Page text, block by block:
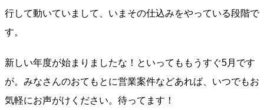
行して動いていまして、いまその仕込みをやっている段階で
す。
新しい年度が始まりましたな！といってももうすぐ5月です
が。みなさんのおてもとに営業案件などあれば、いつでもお
気軽にお声がけください。待ってます！